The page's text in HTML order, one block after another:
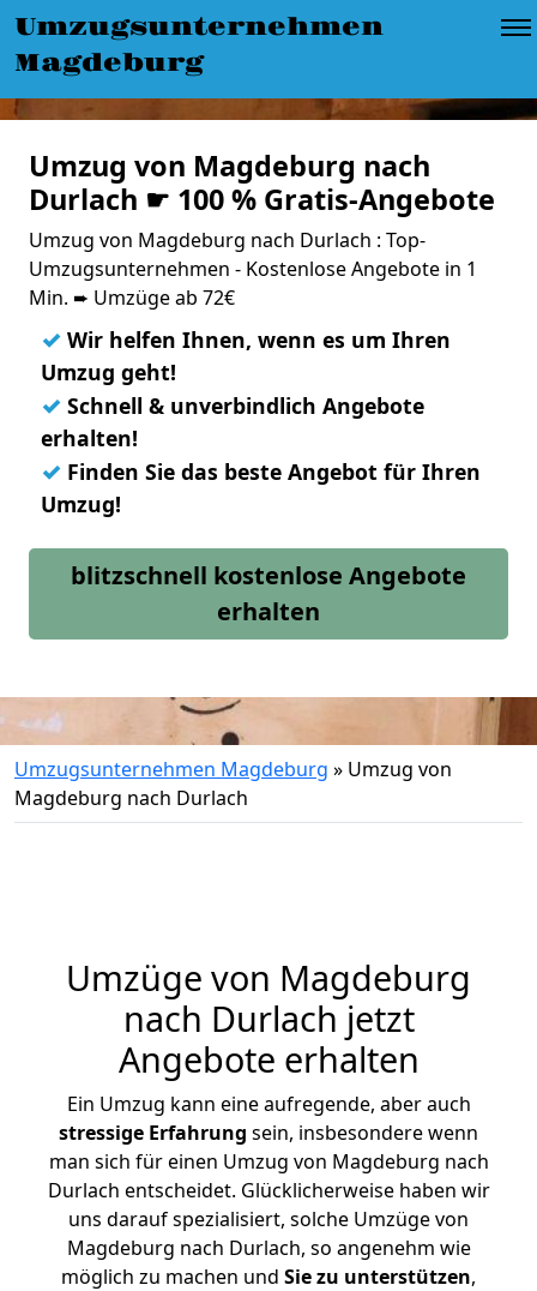
Umzugsunternehmen
Magdeburg
Umzug von Magdeburg nach
Durlach ☛ 100 % Gratis-Angebote
Umzug von Magdeburg nach Durlach : Top-
Umzugsunternehmen - Kostenlose Angebote in 1
Min. ➨ Umzüge ab 72€
✓ Wir helfen Ihnen, wenn es um Ihren
Umzug geht!
✓ Schnell & unverbindlich Angebote
erhalten!
✓ Finden Sie das beste Angebot für Ihren
Umzug!
blitzschnell kostenlose Angebote
erhalten
Umzugsunternehmen Magdeburg » Umzug von
Magdeburg nach Durlach
Umzüge von Magdeburg
nach Durlach jetzt
Angebote erhalten
Ein Umzug kann eine aufregende, aber auch
stressige Erfahrung sein, insbesondere wenn
man sich für einen Umzug von Magdeburg nach
Durlach entscheidet. Glücklicherweise haben wir
uns darauf spezialisiert, solche Umzüge von
Magdeburg nach Durlach, so angenehm wie
möglich zu machen und Sie zu unterstützen,